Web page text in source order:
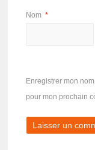
Nom *
Enregistrer mon
pour mon prochain